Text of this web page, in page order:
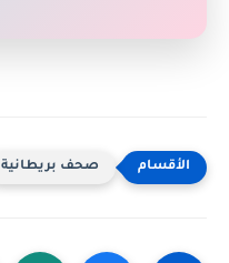
صحف بريطانية